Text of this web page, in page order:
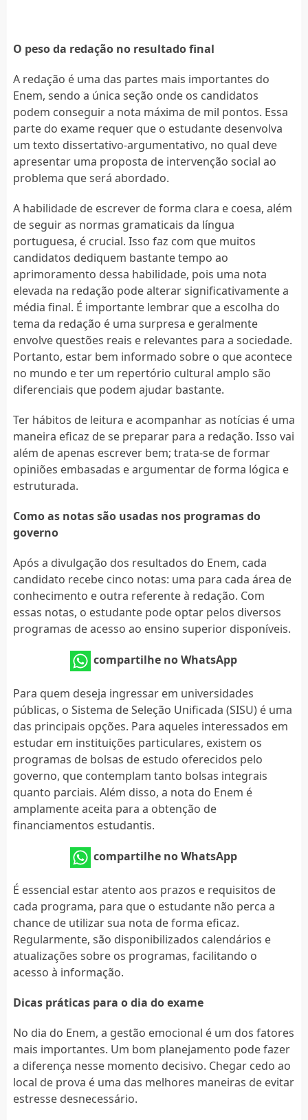
O peso da redação no resultado final
A redação é uma das partes mais importantes do
Enem, sendo a única seção onde os candidatos
podem conseguir a nota máxima de mil pontos. Essa
parte do exame requer que o estudante desenvolva
um texto dissertativo-argumentativo, no qual deve
apresentar uma proposta de intervenção social ao
problema que será abordado.
A habilidade de escrever de forma clara e coesa, além
de seguir as normas gramaticais da língua
portuguesa, é crucial. Isso faz com que muitos
candidatos dediquem bastante tempo ao
aprimoramento dessa habilidade, pois uma nota
elevada na redação pode alterar significativamente a
média final. É importante lembrar que a escolha do
tema da redação é uma surpresa e geralmente
envolve questões reais e relevantes para a sociedade.
Portanto, estar bem informado sobre o que acontece
no mundo e ter um repertório cultural amplo são
diferenciais que podem ajudar bastante.
Ter hábitos de leitura e acompanhar as notícias é uma
maneira eficaz de se preparar para a redação. Isso vai
além de apenas escrever bem; trata-se de formar
opiniões embasadas e argumentar de forma lógica e
estruturada.
Como as notas são usadas nos programas do
governo
Após a divulgação dos resultados do Enem, cada
candidato recebe cinco notas: uma para cada área de
conhecimento e outra referente à redação. Com
essas notas, o estudante pode optar pelos diversos
programas de acesso ao ensino superior disponíveis.
compartilhe no WhatsApp
Para quem deseja ingressar em universidades
públicas, o Sistema de Seleção Unificada (SISU) é uma
das principais opções. Para aqueles interessados em
estudar em instituições particulares, existem os
programas de bolsas de estudo oferecidos pelo
governo, que contemplam tanto bolsas integrais
quanto parciais. Além disso, a nota do Enem é
amplamente aceita para a obtenção de
financiamentos estudantis.
compartilhe no WhatsApp
É essencial estar atento aos prazos e requisitos de
cada programa, para que o estudante não perca a
chance de utilizar sua nota de forma eficaz.
Regularmente, são disponibilizados calendários e
atualizações sobre os programas, facilitando o
acesso à informação.
Dicas práticas para o dia do exame
No dia do Enem, a gestão emocional é um dos fatores
mais importantes. Um bom planejamento pode fazer
a diferença nesse momento decisivo. Chegar cedo ao
local de prova é uma das melhores maneiras de evitar
estresse desnecessário.